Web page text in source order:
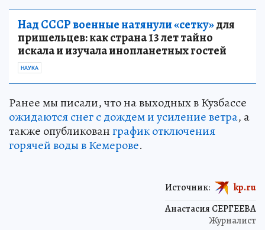
Над СССР военные натянули «сетку»для
пришельцев: как страна 13 лет тайно
искала и изучала инопланетных гостей
НАУКА
Ранее мы писали, что на выходных в Кузбассе
ожидаются снег с дождем и усиление ветра, а
также опубликованграфик отключения
горячей воды в Кемерове.
Анастасия СЕРГЕЕВА
Журналист
Источник: kp.ru